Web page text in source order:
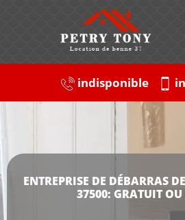
indisponible
ENTREPRISE DE DÉBARRAS
37500: GRATUIT